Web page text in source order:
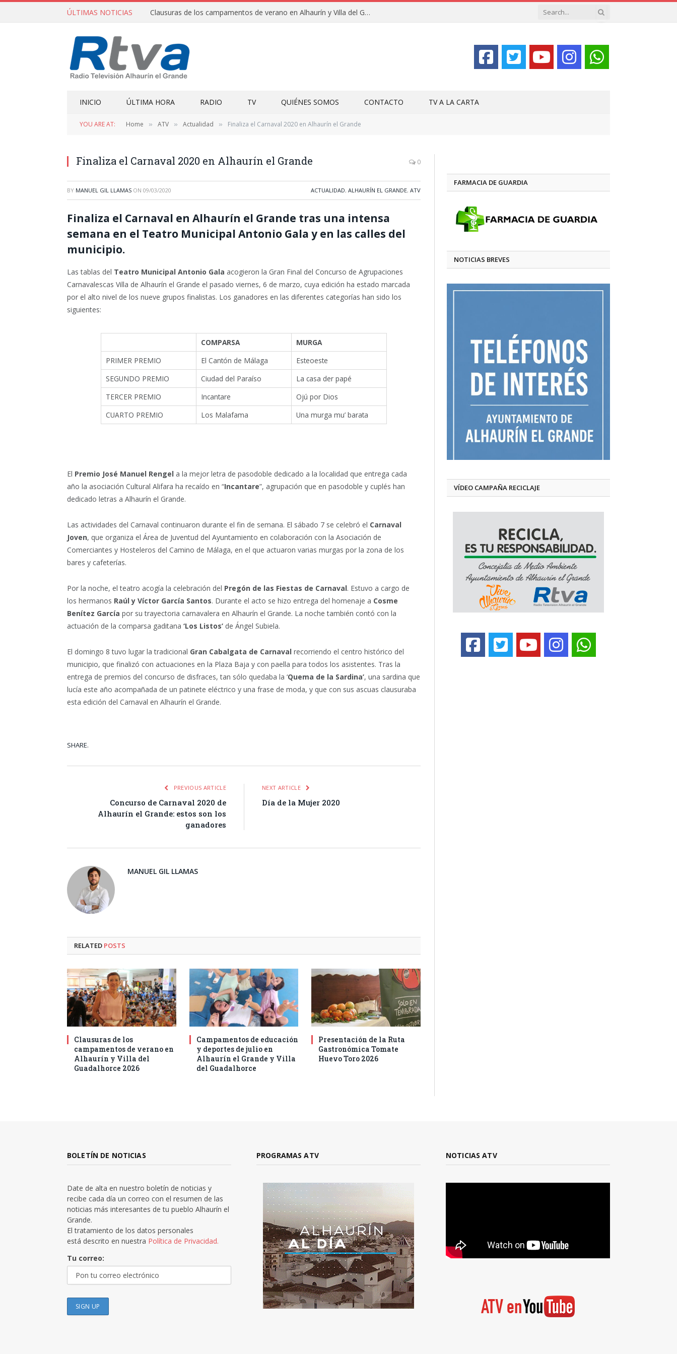
ÚLTIMAS NOTICIAS Clausuras de los campamentos de verano en Alhaurín y Villa del Guadalhorce 2026
INICIO ÚLTIMA HORA RADIO TV QUIÉNES SOMOS CONTACTO TV A LA CARTA
YOU ARE AT: Home » ATV » Actualidad » Finaliza el Carnaval 2020 en Alhaurín el Grande
Finaliza el Carnaval 2020 en Alhaurín el Grande 0
BY MANUEL GIL LLAMAS ON 09/03/2020 ACTUALIDAD, ALHAURÍN EL GRANDE, ATV
Finaliza el Carnaval en Alhaurín el Grande tras una intensa
semana en el Teatro Municipal Antonio Gala y en las calles del
municipio.
Las tablas del Teatro Municipal Antonio Gala acogieron la Gran Final del Concurso de Agrupaciones
Carnavalescas Villa de Alhaurín el Grande el pasado viernes, 6 de marzo, cuya edición ha estado marcada
por el alto nivel de los nueve grupos finalistas. Los ganadores en las diferentes categorías han sido los
siguientes:
COMPARSA
MURGA
PRIMER PREMIO
El Cantón de Málaga
Esteoeste
SEGUNDO PREMIO
Ciudad del Paraíso
La casa der papé
TERCER PREMIO
Incantare
Ojú por Dios
CUARTO PREMIO
Los Malafama Una murga mu’ barata
El Premio José Manuel Rengel a la mejor letra de pasodoble dedicado a la localidad que entrega cada
año la asociación Cultural Alifara ha recaído en “Incantare”, agrupación que en pasodoble y cuplés han
dedicado letras a Alhaurín el Grande.
Las actividades del Carnaval continuaron durante el fin de semana. El sábado 7 se celebró el Carnaval
Joven, que organiza el Área de Juventud del Ayuntamiento en colaboración con la Asociación de
Comerciantes y Hosteleros del Camino de Málaga, en el que actuaron varias murgas por la zona de los
bares y cafeterías.
Por la noche, el teatro acogía la celebración del Pregón de las Fiestas de Carnaval. Estuvo a cargo de
los hermanos Raúl y Víctor García Santos. Durante el acto se hizo entrega del homenaje a Cosme
Benítez García por su trayectoria carnavalera en Alhaurín el Grande. La noche también contó con la
actuación de la comparsa gaditana ‘Los Listos’ de Ángel Subiela.
El domingo 8 tuvo lugar la tradicional Gran Cabalgata de Carnaval recorriendo el centro histórico del
municipio, que finalizó con actuaciones en la Plaza Baja y con paella para todos los asistentes. Tras la
entrega de premios del concurso de disfraces, tan sólo quedaba la ‘Quema de la Sardina’, una sardina que
lucía este año acompañada de un patinete eléctrico y una frase de moda, y que con sus ascuas clausuraba
esta edición del Carnaval en Alhaurín el Grande.
SHARE.
PREVIOUS ARTICLE
Concurso de Carnaval 2020 de
Alhaurín el Grande: estos son los
ganadores
NEXT ARTICLE
Día de la Mujer 2020
MANUEL GIL LLAMAS
RELATED POSTS
Clausuras de los
campamentos de verano en
Alhaurín y Villa del
Guadalhorce 2026
Campamentos de educación
y deportes de julio en
Alhaurín el Grande y Villa
del Guadalhorce
Presentación de la Ruta
Gastronómica Tomate
Huevo Toro 2026
FARMACIA DE GUARDIA
NOTICIAS BREVES
VÍDEO CAMPAÑA RECICLAJE
BOLETÍN DE NOTICIAS
Date de alta en nuestro boletín de noticias y
recibe cada día un correo con el resumen de las
noticias más interesantes de tu pueblo Alhaurín el
Grande.
El tratamiento de los datos personales
está descrito en nuestra Política de Privacidad.
Tu correo:
PROGRAMAS ATV NOTICIAS ATV